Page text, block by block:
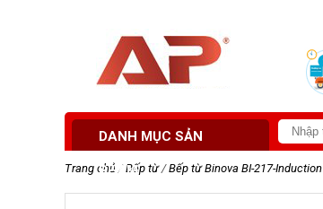
DANH MỤC SẢN
PHẨM
Trang chủ / Bếp từ / Bếp từ Binova BI-217-Induction